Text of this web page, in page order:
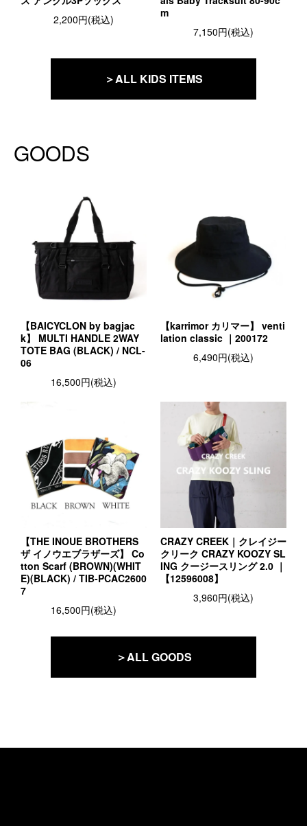
2,200円(税込)
m
7,150円(税込)
＞ALL KIDS ITEMS
GOODS
【BAICYCLON by bagjac
k】 MULTI HANDLE 2WAY
TOTE BAG (BLACK) / NCL-
06
16,500円(税込)
【karrimor カリマー】 venti
lation classic ｜200172
6,490円(税込)
【THE INOUE BROTHERS
ザ イノウエブラザーズ】 Co
tton Scarf (BROWN)(WHIT
E)(BLACK) / TIB-PCAC2600
7
16,500円(税込)
CRAZY CREEK｜クレイジー
クリーク CRAZY KOOZY SL
ING クージースリング 2.0 ｜
【12596008】
3,960円(税込)
＞ALL GOODS